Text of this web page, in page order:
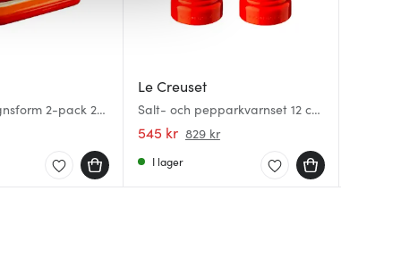
2-pack 25
Le Creuset
Salt- och pepparkvarnset 12 cm
volcanic
545 kr 829 kr
I lager